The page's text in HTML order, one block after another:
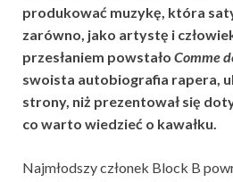
produkować muzykę, która
zarówno, jako artystę i
przesłaniem powstało Comme
swoista autobiografia rapera,
strony, niż prezentował się
co warto wiedzieć o kawałku.
Najmłodszy członek Block B